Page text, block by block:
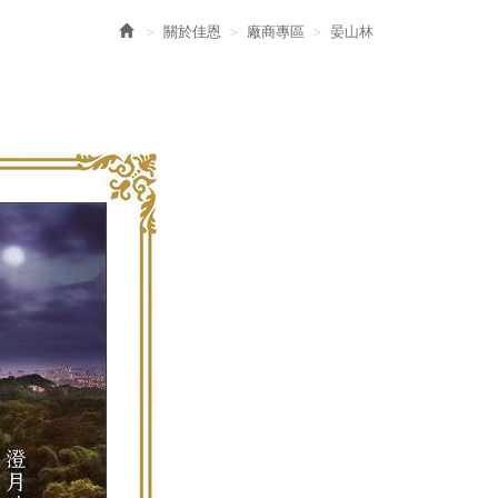
關於佳恩 廠商專區 晏山林